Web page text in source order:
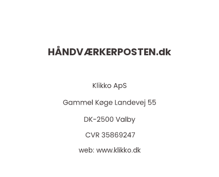
HÅNDVÆRKERPOSTEN.dk
web: www.klikko.dk